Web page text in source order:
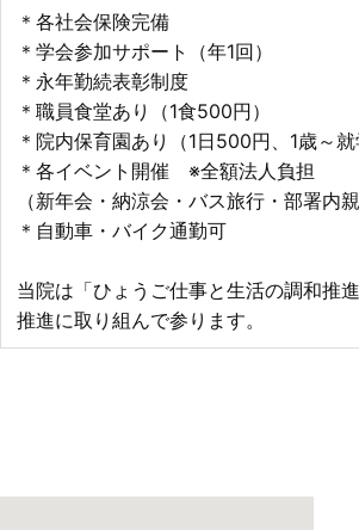
＊各社会保険完備
＊学会参加サポート（年1回）
＊永年勤続表彰制度
＊職員食堂あり（1食500円）
＊院内保育園あり（1日500円、1歳～
＊各イベント開催 ※全額法人負担
（新年会・納涼会・バス旅行・部署内
＊自動車・バイク通勤可
当院は「ひょうご仕事と生活の調和推
推進に取り組んで参ります。